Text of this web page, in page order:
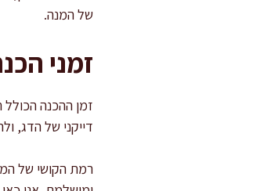
של המנה.
זמני
דייקני של הדג,
רמת הקושי של